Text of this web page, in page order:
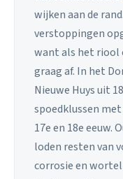
wijken aan de
verstoppingen
want als het riool
graag af. In het
Nieuwe Huys uit
spoedklussen
17e en 18e eeuw.
loden resten van
corrosie en